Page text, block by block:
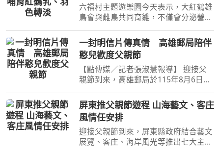
六福村主題遊樂園今天表示，大紅鶴雄
鳥會與雌鳥共同育雛，不僅會分泌營養
警戒，育雛期間羽色可能由粉紅逐漸轉
淡。六福村今天發布新聞稿分享，大紅
鶴親鳥都會分泌富含營
一封明信片傳真情 高雄郵局陪伴
憨兒歡度父親節
【點傳媒／記者張淑慧報導】 迎接父
親節到來，高雄郵局於115年8月6日上
憨兒就業輔導協會），舉辦「88節父愛
如山 感恩傳情」活動，邀請憨兒們親
手書寫父親節明信片，向
屏東推父親節遊程 山海藝文、客庄
風情任安排
迎接父親節到來，屏東縣政府結合藝文
展覽、客庄、海岸風光等推出七大主題